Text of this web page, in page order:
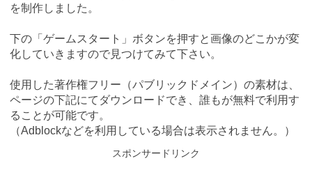
を制作しました。
下の「ゲームスタート」ボタンを押すと画像のどこかが変
化していきますので見つけてみて下さい。
使用した著作権フリー（パブリックドメイン）の素材は、
ページの下記にてダウンロードでき、誰もが無料で利用す
ることが可能です。
（Adblockなどを利用している場合は表示されません。）
スポンサードリンク